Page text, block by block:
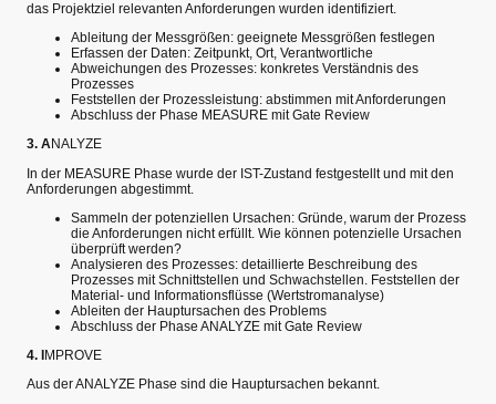
das Projektziel relevanten Anforderungen wurden identifiziert.
Ableitung der Messgrößen: geeignete Messgrößen festlegen
Erfassen der Daten: Zeitpunkt, Ort, Verantwortliche
Abweichungen des Prozesses: konkretes Verständnis des
Prozesses
Feststellen der Prozessleistung: abstimmen mit Anforderungen
Abschluss der Phase MEASURE mit Gate Review
3. ANALYZE
In der MEASURE Phase wurde der IST-Zustand festgestellt und mit den
Anforderungen abgestimmt.
Sammeln der potenziellen Ursachen: Gründe, warum der Prozess
die Anforderungen nicht erfüllt. Wie können potenzielle Ursachen
überprüft werden?
Analysieren des Prozesses: detaillierte Beschreibung des
Prozesses mit Schnittstellen und Schwachstellen. Feststellen der
Material- und Informationsflüsse (Wertstromanalyse)
Ableiten der Hauptursachen des Problems
Abschluss der Phase ANALYZE mit Gate Review
4. I MPROVE
Aus der ANALYZE Phase sind die Hauptursachen bekannt.